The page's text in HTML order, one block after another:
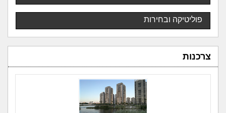
פוליטיקה ובחירות
צרכנות